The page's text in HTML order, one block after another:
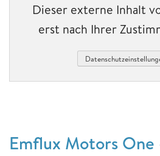
Dieser externe Inhalt
erst nach Ihrer
Emflux Motors One